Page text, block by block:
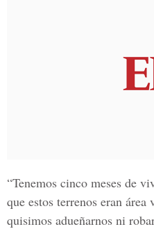
“Tenemos cinco meses de
que estos terrenos eran área
quisimos adueñarnos ni